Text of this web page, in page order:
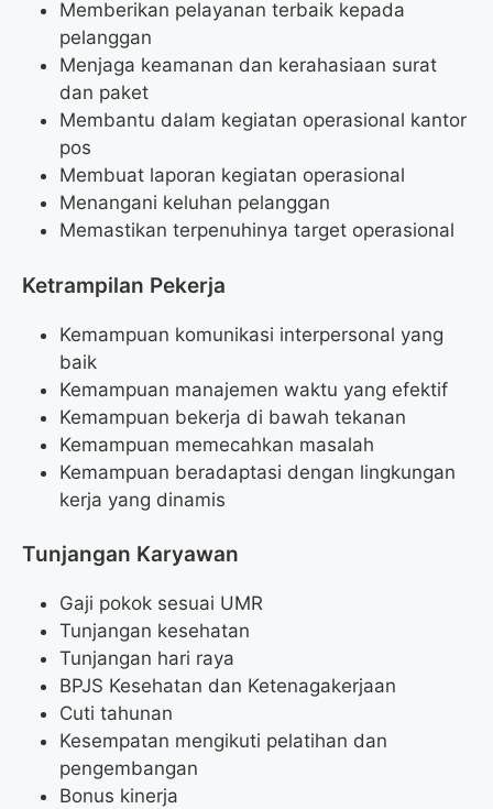
Memberikan pelayanan terbaik kepada
pelanggan
Menjaga keamanan dan kerahasiaan surat
dan paket
Membantu dalam kegiatan operasional kantor
pos
Membuat laporan kegiatan operasional
Menangani keluhan pelanggan
Memastikan terpenuhinya target operasional
Ketrampilan Pekerja
Kemampuan komunikasi interpersonal yang
baik
Kemampuan manajemen waktu yang efektif
Kemampuan bekerja di bawah tekanan
Kemampuan memecahkan masalah
Kemampuan beradaptasi dengan lingkungan
kerja yang dinamis
Tunjangan Karyawan
Gaji pokok sesuai UMR
Tunjangan kesehatan
Tunjangan hari raya
BPJS Kesehatan dan Ketenagakerjaan
Cuti tahunan
Kesempatan mengikuti pelatihan dan
pengembangan
Bonus kinerja